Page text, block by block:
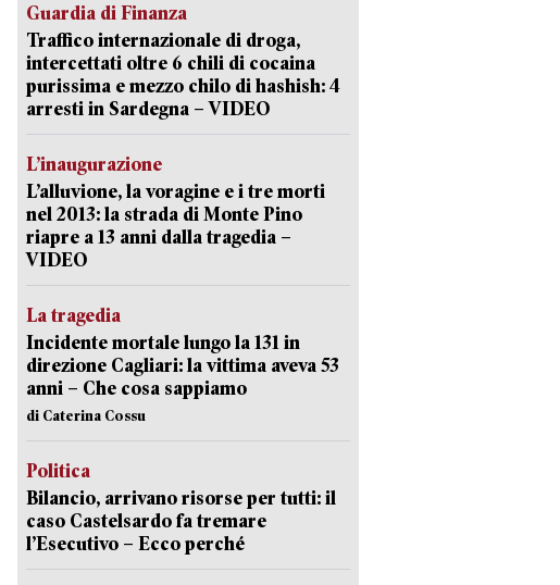
Guardia di Finanza
Traffico internazionale di droga,
intercettati oltre 6 chili di cocaina
purissima e mezzo chilo di hashish: 4
arresti in Sardegna – VIDEO
L’inaugurazione
L’alluvione, la voragine e i tre morti
nel 2013: la strada di Monte Pino
riapre a 13 anni dalla tragedia –
VIDEO
La tragedia
Incidente mortale lungo la 131 in
direzione Cagliari: la vittima aveva 53
anni – Che cosa sappiamo
di Caterina Cossu
Politica
Bilancio, arrivano risorse per tutti: il
caso Castelsardo fa tremare
l’Esecutivo – Ecco perché